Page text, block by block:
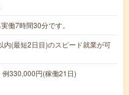
働7時間30分です。
内(最短2日目)のスピード就業が可
330,000円(稼働21日)